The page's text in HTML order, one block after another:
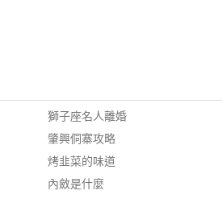
獅子座名人離婚
肇興侗寨攻略
烤韭菜的味道
內斂是什麼